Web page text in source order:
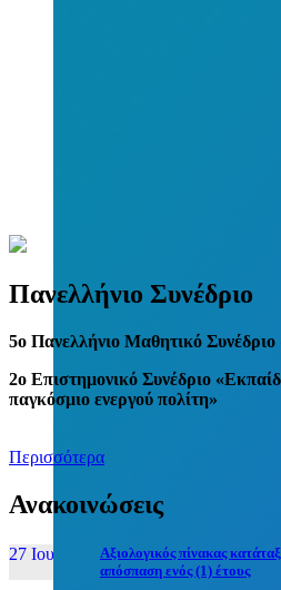
Πανελλήνιο Συνέδριο
5o Πανελλήνιο Μαθητικό
2ο Επιστημονικό Συνέδριο
παγκόσμιο ενεργού πολίτη»
Περισσότερα
Ανακοινώσεις
27 Ιουν, 26
Αξιολογικός πίνακας
απόσπαση ενός (1) έτους